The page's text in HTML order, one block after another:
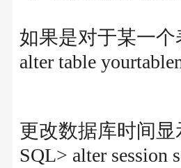
如果是对于某一
alter table
更改数据库时间显
SQL> alter